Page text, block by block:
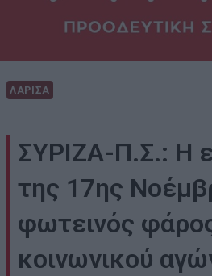
ΛΑΡΙΣΑ
ΣΥΡΙΖΑ-Π.Σ.: Η
της 17ης
φωτεινός
κοινωνικού